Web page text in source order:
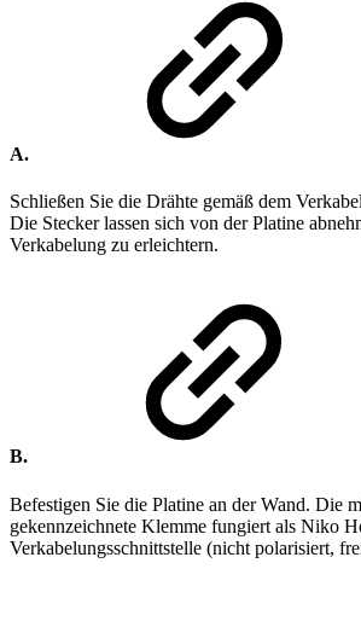
A.
Schließen Sie die Drähte gemäß dem
Die Stecker lassen sich von der Platine
Verkabelung zu erleichtern.
B.
Befestigen Sie die Platine an der Wand. Die
gekennzeichnete Klemme fungiert als Niko
Verkabelungsschnittstelle (nicht polarisiert,